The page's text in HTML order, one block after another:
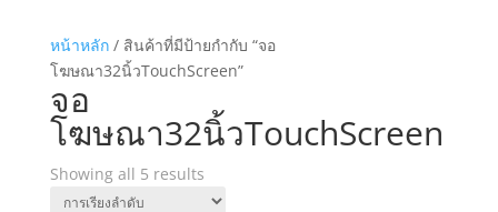
หน้าหลัก/ สินค้าที่มีป้ายกำกับ “จอ
โฆษณา32นิ้วTouchScreen”
จอ
โฆษณา32นิ้วTouchScreen
Showing all 5 results